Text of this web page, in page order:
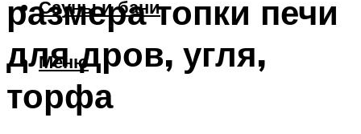
Сауны и бани
Меню
размера топки печи
для дров, угля,
торфа